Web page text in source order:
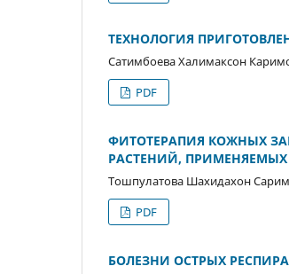
ТЕХНОЛОГИЯ
Сатимбоева Халимаксон
PDF
ФИТОТЕРАПИЯ КОЖНЫХ
РАСТЕНИЙ,
Тошпулатова Шахидахон
PDF
БОЛЕЗНИ ОСТРЫХ